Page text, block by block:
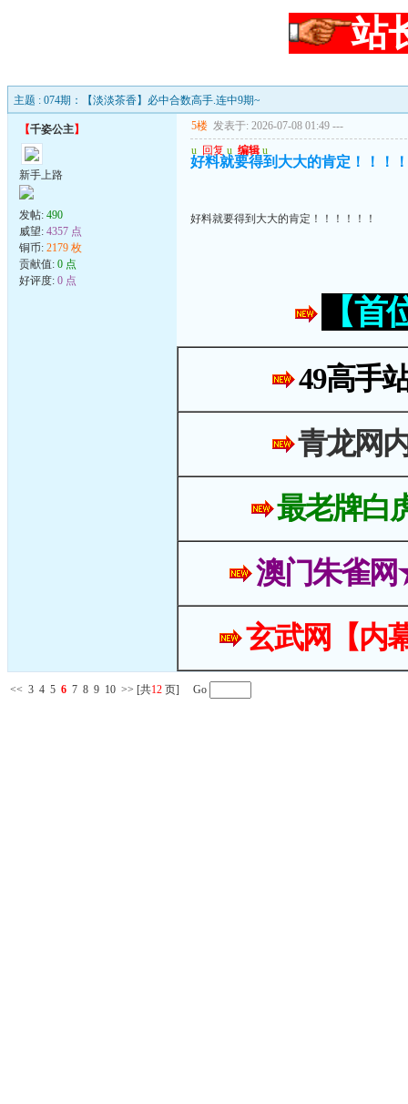
站
主题 : 074期：【淡淡茶香】必中合数高手.连中9期~
【千姿公主】
新手上路
发帖: 490
威望: 4357 点
铜币: 2179 枚
贡献值: 0 点
好评度: 0 点
5楼 发表于: 2026-07-08 01:49 ---
u 回复 u 编辑 u
好料就要得到大大的肯定！！！
好料就要得到大大的肯定！！！！！！
【
49高手
青龙网
最老牌白
澳门朱雀
玄武网【内
<< 3 4 5 6 7 8 9 10 >> [共12 页] Go